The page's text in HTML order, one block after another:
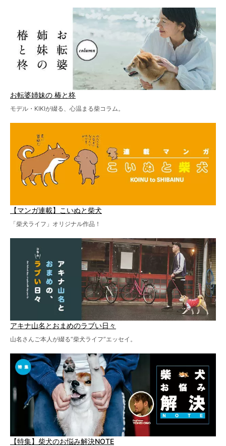
お転婆姉妹の 椿と柊
モデル・KIKIが綴る、心温まる柴コラム。
【マンガ連載】こいぬと柴犬
「柴犬ライフ」オリジナル作品！
アキナ山名とおまめのラブい日々
山名さんご本人が綴る“柴犬ライフ”エッセイ。
【特集】柴犬のお悩み解決NOTE